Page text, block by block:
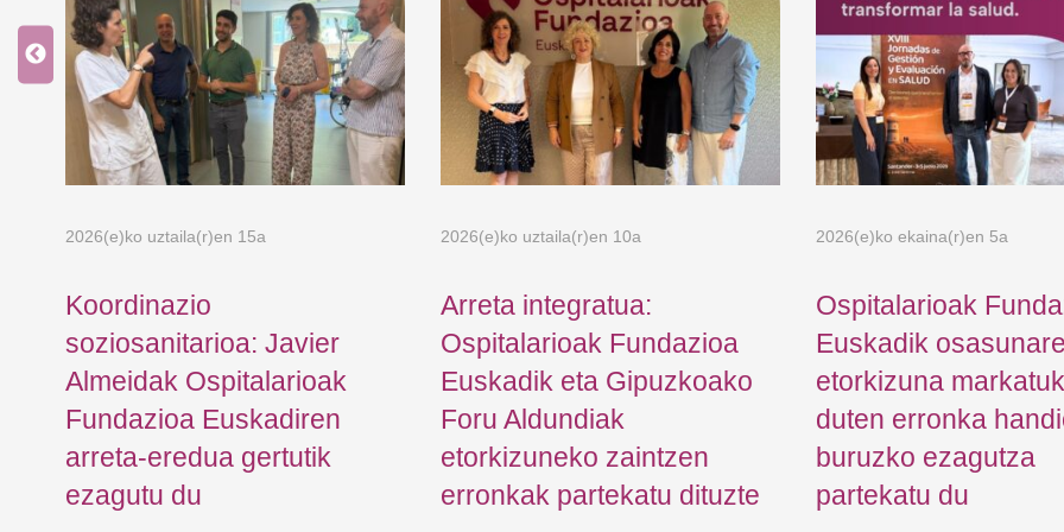
2026(e)ko uztaila(r)en 15a
Koordinazio
soziosanitarioa: Javier
Almeidak Ospitalarioak
Fundazioa Euskadiren
arreta-eredua gertutik
ezagutu du
2026(e)ko uztaila(r)en 10a
Arreta integratua:
Ospitalarioak Fundazioa
Euskadik eta Gipuzkoako
Foru Aldundiak
etorkizuneko zaintzen
erronkak partekatu dituzte
2026(e)ko ekaina(r)en 5a
Ospitalarioak
Euskadik
etorkizuna
duten erronka
buruzko ezagutza
partekatu du